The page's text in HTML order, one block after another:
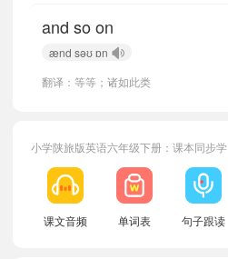
and so on
ænd səʊ ɒn
翻译：等等；诸如此类
小学陕旅版英语六年级下册：课本同步学
课文音频 单词表 句子跟读